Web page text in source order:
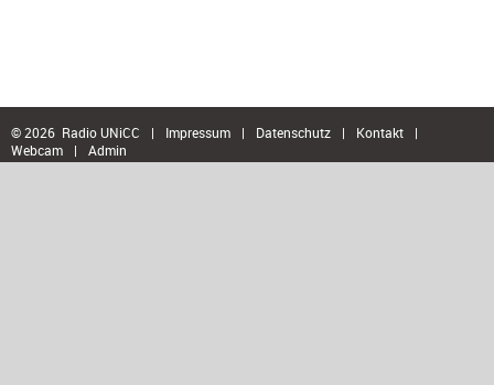
© 2026 Radio UNiCC | Impressum | Datenschutz | Kontakt
|
Webcam
| Admin